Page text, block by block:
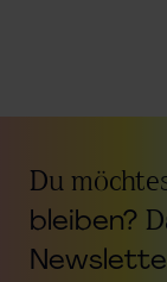
Du
bleiben?